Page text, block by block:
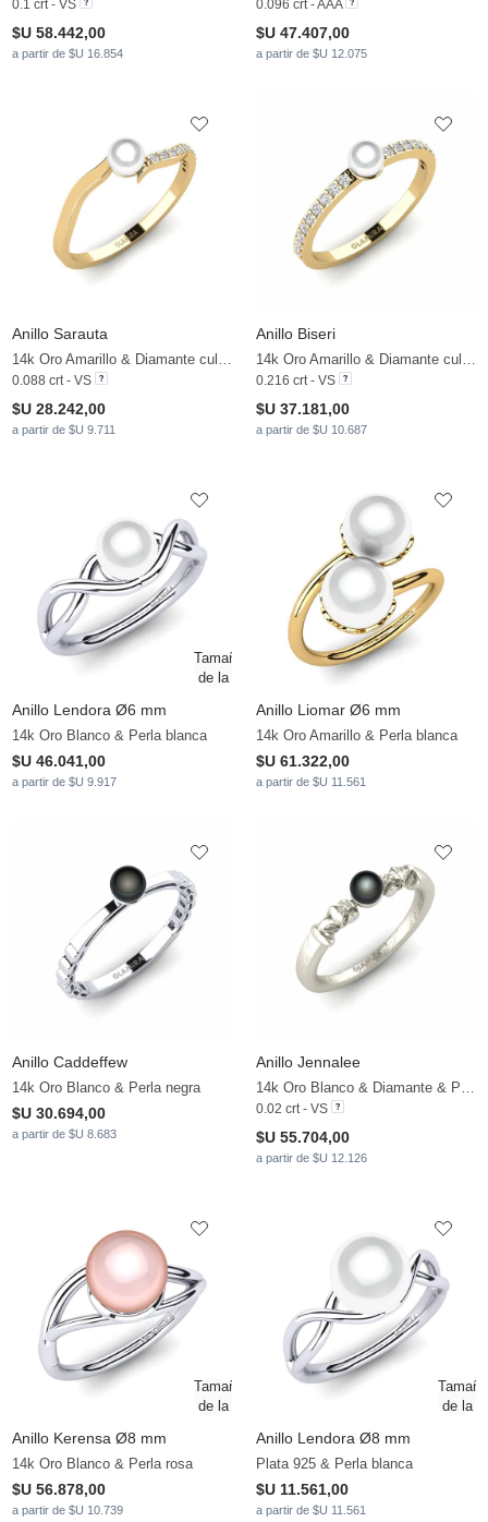
0.1 crt - VS
$U 58.442,00
a partir de $U 16.854
0.096 crt - AAA
$U 47.407,00
a partir de $U 12.075
Anillo Sarauta
14k Oro Amarillo & Diamante cultivado en laboratorio & Perla blanca
0.088 crt - VS
$U 28.242,00
a partir de $U 9.711
Anillo Biseri
14k Oro Amarillo & Diamante cultivado en laboratorio & Perla blanca
0.216 crt - VS
$U 37.181,00
a partir de $U 10.687
Anillo Lendora Ø6 mm
14k Oro Blanco & Perla blanca
$U 46.041,00
a partir de $U 9.917
Anillo Liomar Ø6 mm
14k Oro Amarillo & Perla blanca
$U 61.322,00
a partir de $U 11.561
Anillo Caddeffew
14k Oro Blanco & Perla negra
$U 30.694,00
a partir de $U 8.683
Anillo Jennalee
14k Oro Blanco & Diamante & Perla negra
0.02 crt - VS
$U 55.704,00
a partir de $U 12.126
Anillo Kerensa Ø8 mm
14k Oro Blanco & Perla rosa
$U 56.878,00
a partir de $U 10.739
Anillo Lendora Ø8 mm
Plata 925 & Perla blanca
$U 11.561,00
a partir de $U 11.561